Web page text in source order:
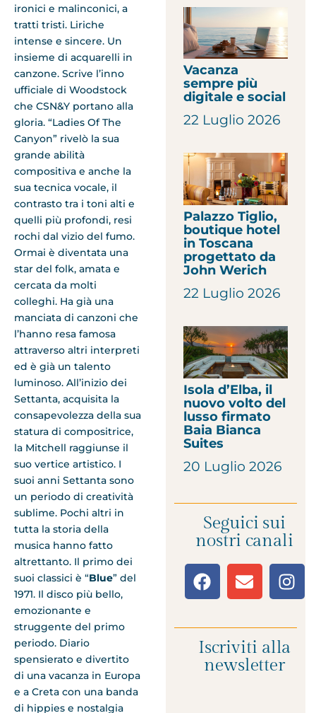
ironici e malinconici, a
tratti tristi. Liriche
intense e sincere. Un
insieme di acquarelli in
canzone. Scrive l’inno
ufficiale di Woodstock
che CSN&Y portano alla
gloria. “Ladies Of The
Canyon” rivelò la sua
grande abilità
compositiva e anche la
sua tecnica vocale, il
contrasto tra i toni alti e
quelli più profondi, resi
rochi dal vizio del fumo.
Ormai è diventata una
star del folk, amata e
cercata da molti
colleghi. Ha già una
manciata di canzoni che
l’hanno resa famosa
attraverso altri interpreti
ed è già un talento
luminoso. All’inizio dei
Settanta, acquisita la
consapevolezza della sua
statura di compositrice,
la Mitchell raggiunse il
suo vertice artistico. I
suoi anni Settanta sono
un periodo di creatività
sublime. Pochi altri in
tutta la storia della
musica hanno fatto
altrettanto. Il primo dei
suoi classici è “Blue” del
1971. Il disco più bello,
emozionante e
struggente del primo
periodo. Diario
spensierato e divertito
di una vacanza in Europa
e a Creta con una banda
di hippies e nostalgia
Vacanza
sempre più
digitale e social
22 Luglio 2026
Palazzo Tiglio,
boutique hotel
in Toscana
progettato da
John Werich
22 Luglio 2026
Isola d’Elba, il
nuovo volto del
lusso firmato
Baia Bianca
Suites
20 Luglio 2026
Seguici sui
nostri canali
Iscriviti alla
newsletter